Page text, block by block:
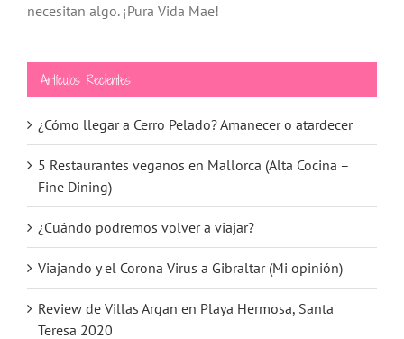
necesitan algo. ¡Pura Vida Mae!
Artículos Recientes
¿Cómo llegar a Cerro Pelado? Amanecer o atardecer
5 Restaurantes veganos en Mallorca (Alta Cocina –
Fine Dining)
¿Cuándo podremos volver a viajar?
Viajando y el Corona Virus a Gibraltar (Mi opinión)
Review de Villas Argan en Playa Hermosa, Santa
Teresa 2020